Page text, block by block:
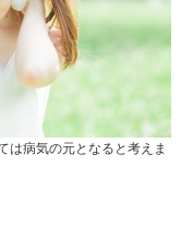
は病気の元となると考えま